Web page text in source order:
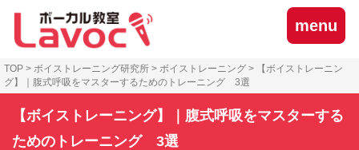
menu
TOP > ボイストレーニング研究所 > ボイストレーニング >
【ボイストレーニン
グ】｜腹式呼吸をマスターするためのトレーニング 3選
【ボイストレーニング】｜腹式呼吸をマスターする
ためのトレーニング 3選